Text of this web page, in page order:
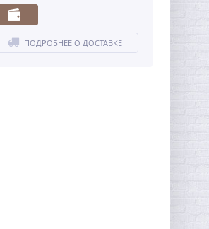
ПОДРОБНЕЕ О ДОСТАВКЕ